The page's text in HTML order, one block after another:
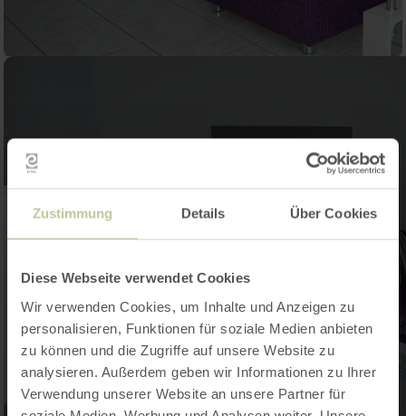
Zustimmung Details Über Cookies
Diese Webseite verwendet Cookies
Wir verwenden Cookies, um Inhalte und Anzeigen zu
personalisieren, Funktionen für soziale Medien anbieten
zu können und die Zugriffe auf unsere Website zu
analysieren. Außerdem geben wir Informationen zu Ihrer
Verwendung unserer Website an unsere Partner für